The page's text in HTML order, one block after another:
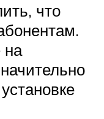
что
на